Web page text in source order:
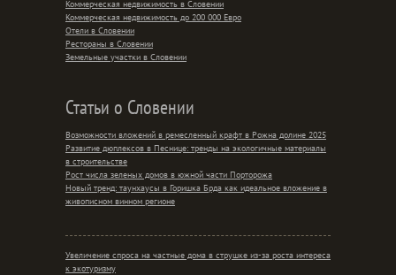
Коммерческая недвижимость в Словении
Коммерческая недвижимость до 200 000 Евро
Отели в Словении
Рестораны в Словении
Земельные участки в Словении
Статьи о Словении
Возможности вложений в ремесленный крафт в Рожна долине 2025
Развитие дюплексов в Песнице: тренды на экологичные материалы
в строительстве
Рост числа зеленых домов в южной части Порторожа
Новый тренд: таунхаусы в Горишка Брда как идеальное вложение в
живописном винном регионе
Увеличение спроса на частные дома в струшке из-за роста интереса
к экотуризму